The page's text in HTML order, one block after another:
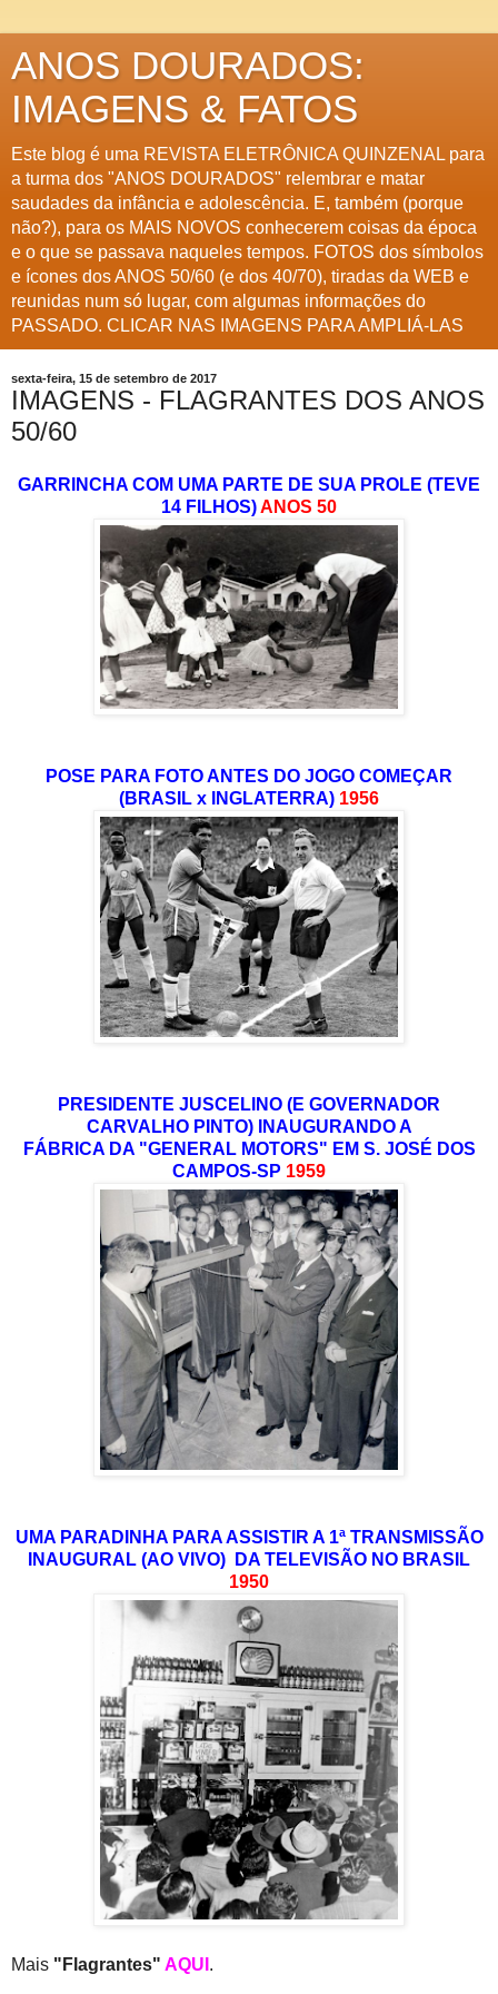
ANOS DOURADOS:
IMAGENS & FATOS
Este blog é uma REVISTA ELETRÔNICA QUINZENAL para
a turma dos "ANOS DOURADOS" relembrar e matar
saudades da infância e adolescência. E, também (porque
não?), para os MAIS NOVOS conhecerem coisas da época
e o que se passava naqueles tempos. FOTOS dos símbolos
e ícones dos ANOS 50/60 (e dos 40/70), tiradas da WEB e
reunidas num só lugar, com algumas informações do
PASSADO. CLICAR NAS IMAGENS PARA AMPLIÁ-LAS
sexta-feira, 15 de setembro de 2017
IMAGENS - FLAGRANTES DOS ANOS
50/60
GARRINCHA COM UMA PARTE DE SUA PROLE (TEVE
14 FILHOS)ANOS 50
POSE PARA FOTO ANTES DO JOGO COMEÇAR
(BRASIL x INGLATERRA) 1956
PRESIDENTE JUSCELINO (E GOVERNADOR
CARVALHO PINTO) INAUGURANDO A
FÁBRICA DA "GENERAL MOTORS" EM S. JOSÉ DOS
CAMPOS-SP 1959
UMA PARADINHA PARA ASSISTIR A 1ª TRANSMISSÃO
INAUGURAL (AO VIVO) DA TELEVISÃO NO BRASIL
1950
Mais "Flagrantes" AQUI .